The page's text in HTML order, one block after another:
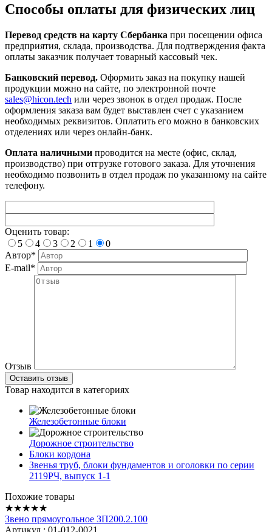
Способы оплаты для физических лиц
Перевод средств на карту Сбербанка при посещении офиса
предприятия, склада, производства. Для подтверждения факта
оплаты заказчик получает товарный кассовый чек.
Банковский перевод. Оформить заказ на покупку нашей
продукции можно на сайте, по электронной почте
sales@hicon.tech или через звонок в отдел продаж. После
оформления заказа вам будет выставлен счет с указанием
необходимых реквизитов. Оплатить его можно в банковских
отделениях или через онлайн-банк.
Оплата наличными проводится на месте (офис, склад,
производство) при отгрузке готового заказа. Для уточнения
необходимо позвонить в отдел продаж по указанному на сайте
телефону.
Оценить товар:
5
4 3 2 1
0
Автор*
E-mail*
Отзыв
Товар находится в категориях
Железобетонные блоки
Дорожное строительство
Блоки кордона
Звенья труб, блоки фундаментов и оголовки по серии
2119РЧ, выпуск 1-1
Похожие товары
★★★★★
Звено прямоугольное ЗП200.2.100
Артикул : 01-012-0021